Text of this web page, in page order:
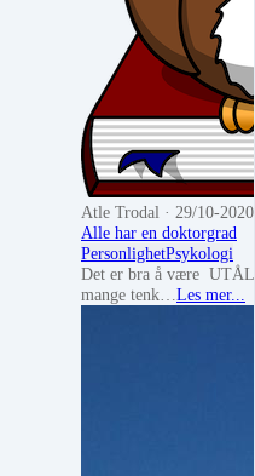
Atle Trodal · 29/10-2020
Alle har en doktorgrad
PersonlighetPsykologi
Det er bra å være
mange tenk… Les mer...